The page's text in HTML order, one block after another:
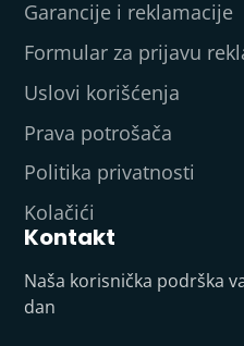
Garancije i reklamacije
Formular za prijavu
Uslovi korišćenja
Prava potrošača
Politika privatnosti
Kolačići
Kontakt
Naša korisnička podrška
dan